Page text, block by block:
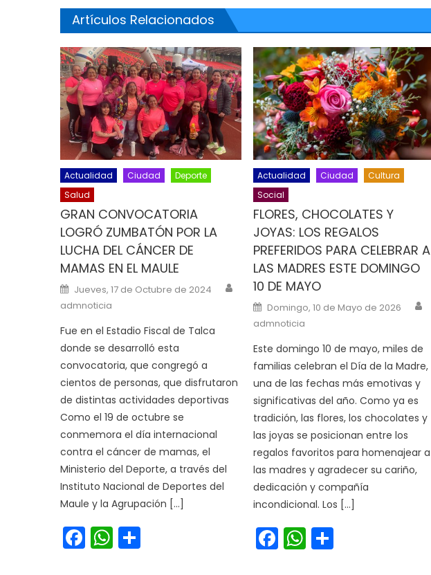
Artículos Relacionados
Actualidad Ciudad
Deporte
Salud
GRAN CONVOCATORIA
LOGRÓ ZUMBATÓN POR LA
LUCHA DEL CÁNCER DE
MAMAS EN EL MAULE
Posted on
Jueves, 17 de Octubre de 2024 Author
admnoticia
Fue en el Estadio Fiscal de Talca
donde se desarrolló esta
convocatoria, que congregó a
cientos de personas, que disfrutaron
de distintas actividades deportivas
Como el 19 de octubre se
conmemora el día internacional
contra el cáncer de mamas, el
Ministerio del Deporte, a través del
Instituto Nacional de Deportes del
Maule y la Agrupación […]
Facebook
WhatsApp
Actualidad Ciudad
Cultura
Social
FLORES, CHOCOLATES Y
JOYAS: LOS REGALOS
PREFERIDOS PARA CELEBRAR A
LAS MADRES ESTE DOMINGO
10 DE MAYO
Posted on
Domingo, 10 de Mayo de 2026
admnoticia
Este domingo 10 de mayo, miles de
familias celebran el Día de la Madre,
una de las fechas más emotivas y
significativas del año. Como ya es
tradición, las flores, los chocolates y
las joyas se posicionan entre los
regalos favoritos para homenajear a
las madres y agradecer su cariño,
dedicación y compañía
incondicional. Los […]
Facebook
WhatsApp
Share